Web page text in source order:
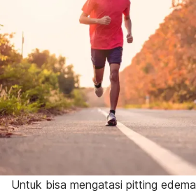
Untuk bisa mengatasi pitting edema